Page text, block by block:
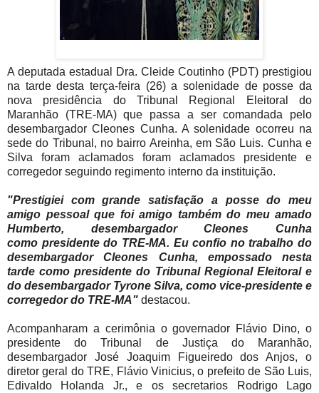
A deputada estadual Dra. Cleide Coutinho (PDT) prestigiou
na tarde desta terça-feira (26) a solenidade de posse da
nova presidência do Tribunal Regional Eleitoral do
Maranhão (TRE-MA) que passa a ser comandada pelo
desembargador Cleones Cunha. A solenidade ocorreu na
sede do Tribunal, no bairro Areinha, em São Luis. Cunha e
Silva foram aclamados foram aclamados presidente e
corregedor seguindo regimento interno da instituição.
"Prestigiei com grande satisfação a posse do meu
amigo pessoal que foi amigo também do meu amado
Humberto, desembargador Cleones Cunha
como presidente do TRE-MA. Eu confio no trabalho do
desembargador Cleones Cunha, empossado nesta
tarde como presidente do Tribunal Regional Eleitoral e
do desembargador Tyrone Silva, como vice-presidente e
corregedor do TRE-MA" destacou.
Acompanharam a cerimônia o governador Flávio Dino, o
presidente do Tribunal de Justiça do Maranhão,
desembargador José Joaquim Figueiredo dos Anjos, o
diretor geral do TRE, Flávio Vinicius, o prefeito de São Luis,
Edivaldo Holanda Jr., e os secretarios Rodrigo Lago